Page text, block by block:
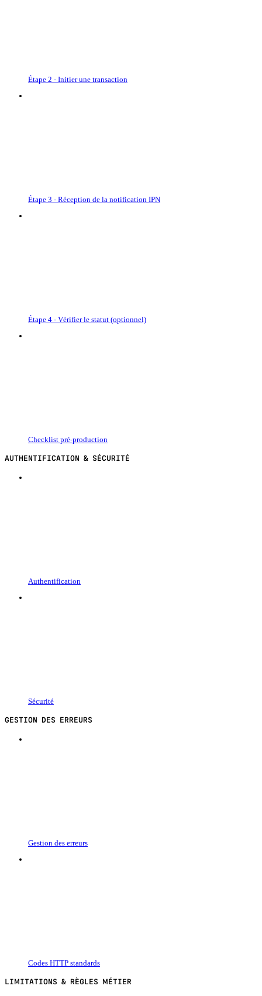
Étape 2 - Initier une transaction
Étape 3 - Réception de la notification IPN
Étape 4 - Vérifier le statut (optionnel)
Checklist pré-production
AUTHENTIFICATION & SÉCURITÉ
Authentification
Sécurité
GESTION DES ERREURS
Gestion des erreurs
Codes HTTP standards
LIMITATIONS & RÈGLES MÉTIER